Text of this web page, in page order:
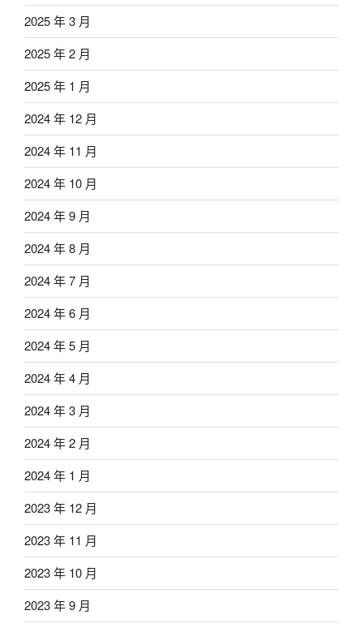
2025 年 3 月
2025 年 2 月
2025 年 1 月
2024 年 12 月
2024 年 11 月
2024 年 10 月
2024 年 9 月
2024 年 8 月
2024 年 7 月
2024 年 6 月
2024 年 5 月
2024 年 4 月
2024 年 3 月
2024 年 2 月
2024 年 1 月
2023 年 12 月
2023 年 11 月
2023 年 10 月
2023 年 9 月